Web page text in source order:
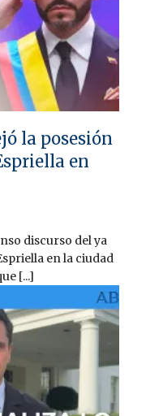
la posesión
en
discurso del ya
en la ciudad
[...]